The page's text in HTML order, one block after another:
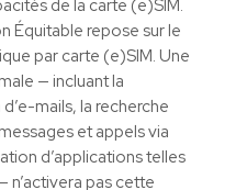
de la carte (e)SIM.
Équitable repose sur le
par carte (e)SIM. Une
— incluant la
mails, la recherche
et appels via
d’applications telles
n’activera pas cette